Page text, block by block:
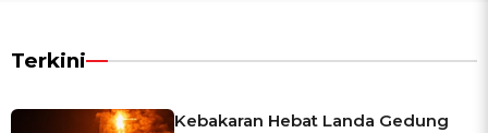
Terkini
Kebakaran Hebat Landa Gedung